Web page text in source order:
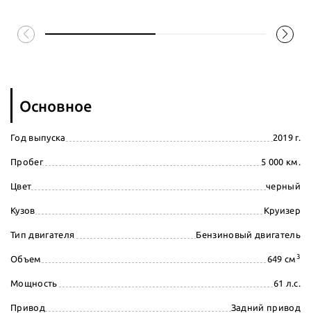
Основное
Год выпуска 2019 г.
Пробег 5 000 км.
Цвет черный
Кузов Круизер
Тип двигателя Бензиновый двигатель
Объем 649 см3
Мощность 61 л.с.
Привод Задний привод